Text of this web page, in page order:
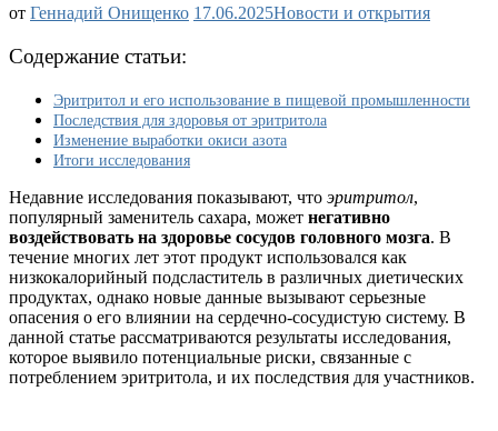
от Геннадий Онищенко 17.06.2025Какой
самом
деле
вредить
мозгу
Новости и открытия
Содержание статьи:
Эритритол и его использование в пищевой промышленности
Последствия для здоровья от эритритола
Изменение выработки окиси азота
Итоги исследования
Недавние исследования показывают, что эритритол,
популярный заменитель сахара, может негативно
воздействовать на здоровье сосудов головного мозга. В
течение многих лет этот продукт использовался как
низкокалорийный подсластитель в различных диетических
продуктах, однако новые данные вызывают серьезные
опасения о его влиянии на сердечно-сосудистую систему. В
данной статье рассматриваются результаты исследования,
которое выявило потенциальные риски, связанные с
потреблением эритритола, и их последствия для участников.